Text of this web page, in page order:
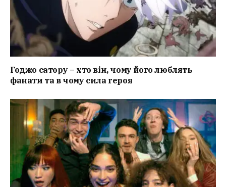
Годжо сатору – хто він, чому його люблять
фанати та в чому сила героя